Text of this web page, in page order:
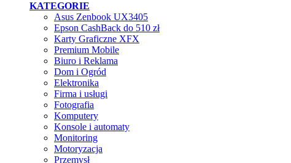
KATEGORIE
Asus Zenbook UX3405
Epson CashBack do 510 zł
Karty Graficzne XFX
Premium Mobile
Biuro i Reklama
Dom i Ogród
Elektronika
Firma i usługi
Fotografia
Komputery
Konsole i automaty
Monitoring
Motoryzacja
Przemysł